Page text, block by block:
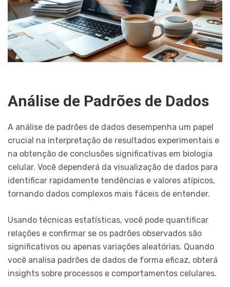
Análise de Padrões de Dados
A análise de padrões de dados desempenha um papel
crucial na interpretação de resultados experimentais e
na obtenção de conclusões significativas em biologia
celular. Você dependerá da visualização de dados para
identificar rapidamente tendências e valores atípicos,
tornando dados complexos mais fáceis de entender.
Usando técnicas estatísticas, você pode quantificar
relações e confirmar se os padrões observados são
significativos ou apenas variações aleatórias. Quando
você analisa padrões de dados de forma eficaz, obterá
insights sobre processos e comportamentos celulares.